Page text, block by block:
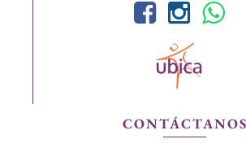
CONTÁCTANOS